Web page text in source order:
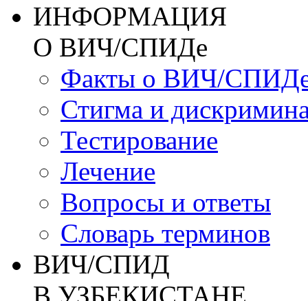
ИНФОРМАЦИЯ
О ВИЧ/СПИДе
Факты о ВИЧ/
Стигма и
Тестирование
Лечение
Вопросы и ответы
Словарь терминов
ВИЧ/СПИД
В УЗБЕКИСТАНЕ